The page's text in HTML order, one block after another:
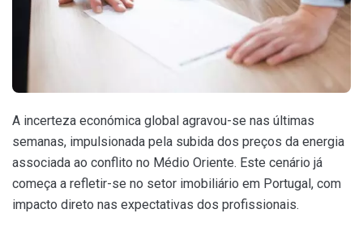
A incerteza económica global agravou-se nas últimas
semanas, impulsionada pela subida dos preços da energia
associada ao conflito no Médio Oriente. Este cenário já
começa a refletir-se no setor imobiliário em Portugal, com
impacto direto nas expectativas dos profissionais.